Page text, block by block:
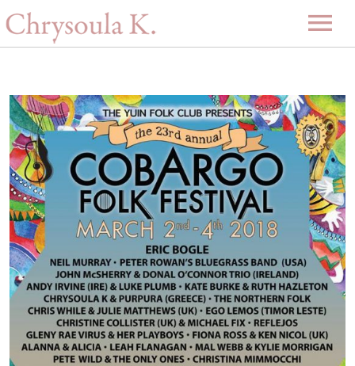
Βιογραφία
Μουσική
Projects
Δισκογραφία
Videos
Gallery
Εκδηλώσεις
Επερχόμενες εκδηλώσεις
Περασμένες εκδηλώσεις
Νέα
Επικοινωνία
-ENG-